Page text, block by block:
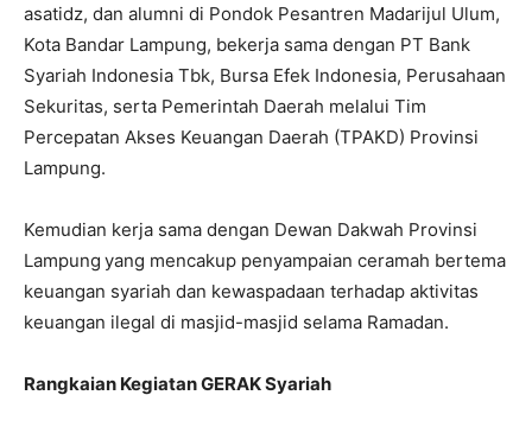
asatidz, dan alumni di Pondok Pesantren Madarijul Ulum,
Kota Bandar Lampung, bekerja sama dengan PT Bank
Syariah Indonesia Tbk, Bursa Efek Indonesia, Perusahaan
Sekuritas, serta Pemerintah Daerah melalui Tim
Percepatan Akses Keuangan Daerah (TPAKD) Provinsi
Lampung.
Kemudian kerja sama dengan Dewan Dakwah Provinsi
Lampung yang mencakup penyampaian ceramah bertema
keuangan syariah dan kewaspadaan terhadap aktivitas
keuangan ilegal di masjid-masjid selama Ramadan.
Rangkaian Kegiatan GERAK Syariah